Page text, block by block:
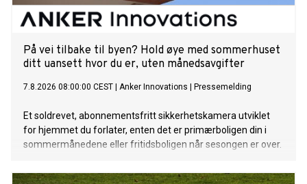
På vei tilbake til byen? Hold øye med sommerhuset
ditt uansett hvor du er, uten månedsavgifter
7.8.2026 08:00:00 CEST Anker Innovations Pressemelding
Et soldrevet, abonnementsfritt sikkerhetskamera utviklet
for hjemmet du forlater, enten det er primærboligen din i
sommermånedene eller fritidsboligen når sesongen er over.